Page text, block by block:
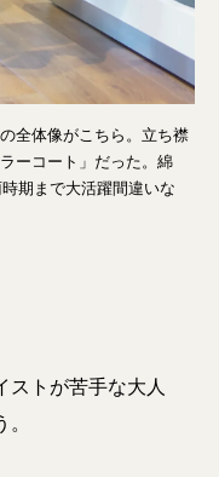
全体像がこちら。立ち襟
ーコート」だった。綿
期まで大活躍間違いな
ストが苦手な大人